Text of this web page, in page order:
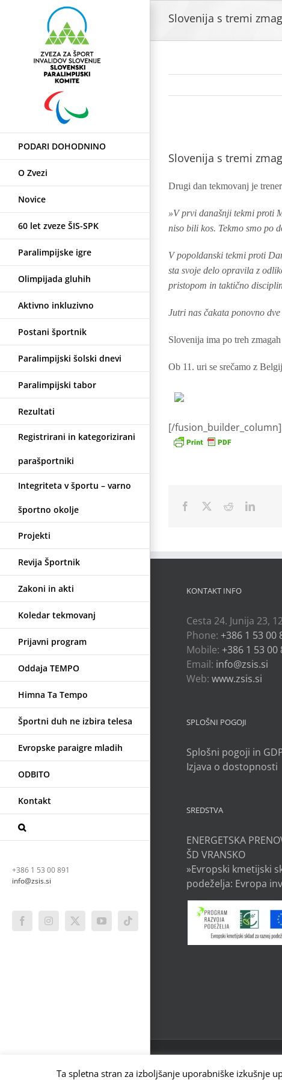
PODARI DOHODNINO
O Zvezi
Novice
60 let zveze ŠIS-SPK
Paralimpijske igre
Olimpijada gluhih
Aktivno inkluzivno
Postani športnik
Paralimpijski šolski dnevi
Paralimpijski tabor
Rezultati
Registrirani in kategorizirani
parašportniki
Integriteta v športu – varno
športno okolje
Projekti
Revija Športnik
Zakoni in akti
Koledar tekmovanj
Prijavni program
Oddaja TEMPO
Himna Ta Tempo
Športni duh ne izbira telesa
Evropske paraigre mladih
ODBITO
Kontakt
+386 1 53 00 891
info@zsis.si
FacebookInstagram
X YouTubeTiktok
Slovenija s tremi
Larger
Slovenija s tremi
Drugi dan tekmovanj je
»V prvi današnji tekmi proti
niso bili kos. Tekmo smo po
V popoldanski tekmi proti
sta svoje delo opravila z
pristopom in taktično
Jutri nas čakata ponovno
Slovenija ima po treh
Ob 11. uri se srečamo z
[/
Facebook Reddit
KONTAKT INFO
Cesta 24. Junija 23,
Phone: +386 1 53 00
Mobile: +386 1 53 00
Email: info@zsis.si
Web: www.zsis.si
SPLOŠNI POGOJI
Splošni pogoji in
Izjava o dostopnosti
SREDSTVA
ENERGETSKA
ŠD VRANSKO
»Evropski kmetijski
podeželja: Evropa
LJUBLJANA, SLOVENIJA |
Ta spletna stran za izboljšanje uporabniške izkušnje